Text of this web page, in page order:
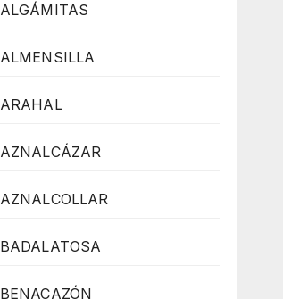
ALGÁMITAS
ALMENSILLA
ARAHAL
AZNALCÁZAR
AZNALCOLLAR
BADALATOSA
BENACAZÓN